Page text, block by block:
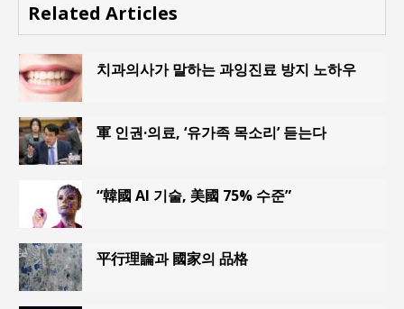
Related Articles
치과의사가 말하는 과잉진료 방지 노하우
軍 인권·의료, ‘유가족 목소리’ 듣는다
“韓國 AI 기술, 美國 75% 수준”
平行理論과 國家의 品格